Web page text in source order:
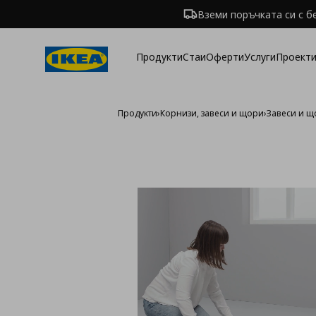
Вземи поръчката си с
ПродуктиСтаиОфертиУслуги
Продукти›Корнизи, завеси и щори›Завеси и